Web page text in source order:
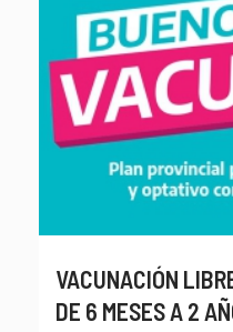
VACUNACIÓN
DE 6 MESES A 2